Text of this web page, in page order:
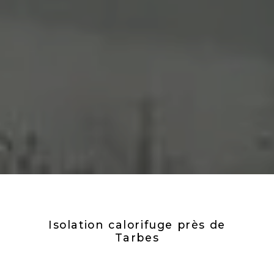
Isolation calorifuge près de
Tarbes